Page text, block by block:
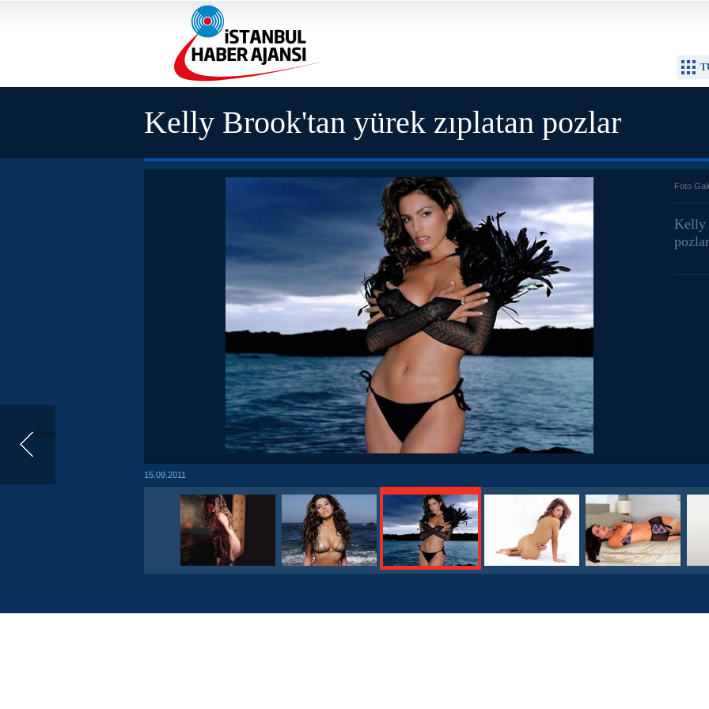
Önceki
Kelly Brook'tan yürek zıplatan pozlar
Foto
Kelly
15.09.2011